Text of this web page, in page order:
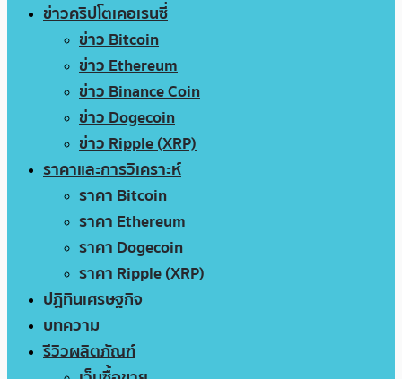
ข่าวคริปโตเคอเรนซี่
ข่าว Bitcoin
ข่าว Ethereum
ข่าว Binance Coin
ข่าว Dogecoin
ข่าว Ripple (XRP)
ราคาและการวิเคราะห์
ราคา Bitcoin
ราคา Ethereum
ราคา Dogecoin
ราคา Ripple (XRP)
ปฏิทินเศรษฐกิจ
บทความ
รีวิวผลิตภัณฑ์